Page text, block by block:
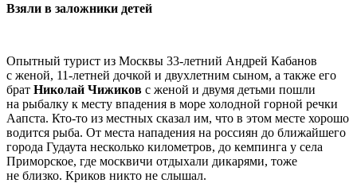
Взяли в заложники детей
Опытный турист из Москвы 33-летний Андрей Кабанов
с женой, 11-летней дочкой и двухлетним сыном, а также его
брат Николай Чижиков с женой и двумя детьми пошли
на рыбалку к месту впадения в море холодной горной речки
Аапста. Кто-то из местных сказал им, что в этом месте хорошо
водится рыба. От места нападения на россиян до ближайшего
города Гудаута несколько километров, до кемпинга у села
Приморское, где москвичи отдыхали дикарями, тоже
не близко. Криков никто не слышал.